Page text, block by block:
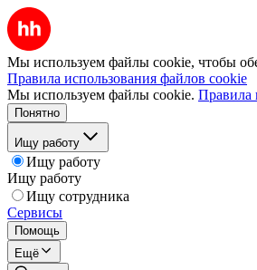
Мы используем файлы cookie, чтобы
Правила использования файлов cookie
Мы используем файлы cookie. Правила
Понятно
Ищу работу
Ищу работу
Ищу работу
Ищу сотрудника
Сервисы
Помощь
Ещё